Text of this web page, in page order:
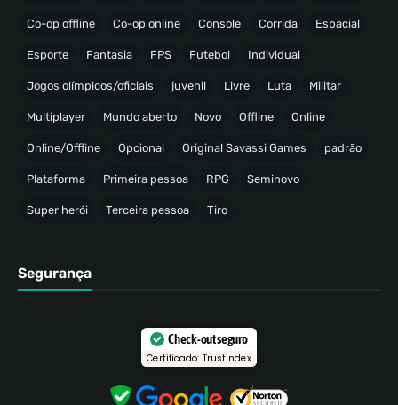
Co-op offline Co-op online Console Corrida Espacial
Esporte Fantasia FPS Futebol Individual
Jogos olímpicos/oficiais juvenil Livre Luta Militar
Multiplayer Mundo aberto Novo Offline Online
Online/Offline Opcional Original Savassi Games padrão
Plataforma Primeira pessoa RPG Seminovo
Super herói Terceira pessoa Tiro
Segurança
Check-out seguro
Certificado: Trustindex